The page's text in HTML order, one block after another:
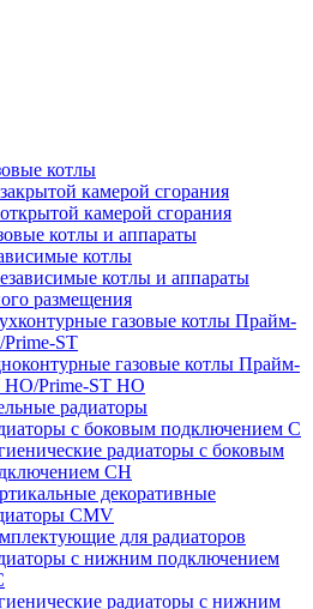
котлы
камерой сгорания
камерой сгорания
котлы и аппараты
котлы
котлы и аппараты
размещения
газовые котлы Прайм-
Prime-ST
газовые котлы Прайм-
HO/Prime-ST HO
радиаторы
c боковым подключением C
радиаторы c боковым
CH
декоративные
CMV
для радиаторов
c нижним подключением
радиаторы c нижним